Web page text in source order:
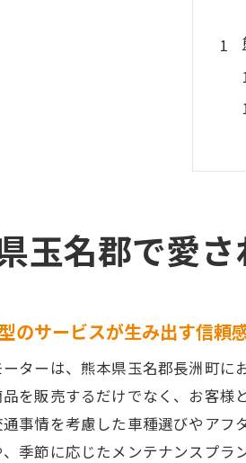
玉名郡で愛
のサービスが生み出す信頼
ターは、熊本県玉名郡長洲町に
を販売するだけでなく、お客
事情を考慮した車種選びやア
季節に応じたメンテナンスプラ